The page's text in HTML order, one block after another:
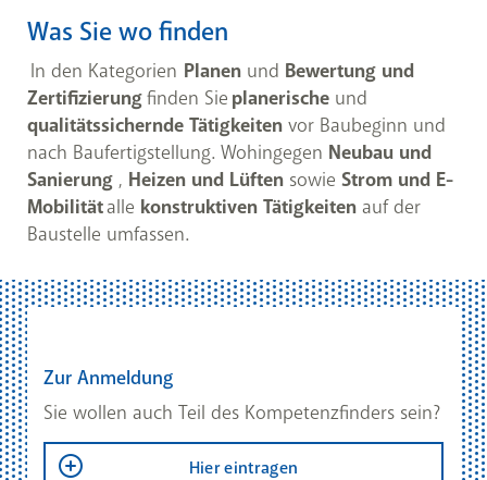
Was Sie wo finden
In den Kategorien Planen und Bewertung und
Zertifizierungfinden Sie planerische und
qualitätssichernde Tätigkeiten vor Baubeginn und
nach Baufertigstellung. Wohingegen Neubau und
Sanierung , Heizen und Lüften sowie Strom und E-
Mobilitätalle konstruktiven Tätigkeiten auf der
Baustelle umfassen.
Zur Anmeldung
Sie wollen auch Teil des Kompetenzfinders sein?
Hier eintragen